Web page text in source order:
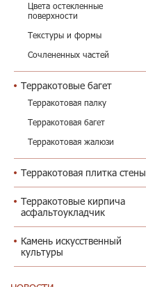
Цвета остекленные
поверхности
Текстуры и формы
Сочлененных частей
Терракотовые багет
Терракотовая палку
Терракотовая багет
Терракотовая жалюзи
Терракотовая плитка стены
Терракотовые кирпича
асфальтоукладчик
Камень искусственный
культуры